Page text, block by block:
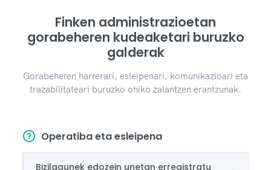
Finken administrazioetan
gorabeheren kudeaketari buruzko
galderak
Gorabeheren harrerari, esleipenari, komunikazioari eta
trazabilitateari buruzko ohiko zalantzen erantzunak.
Operatiba eta esleipena
Bizilagunek edozein unetan erregistratu